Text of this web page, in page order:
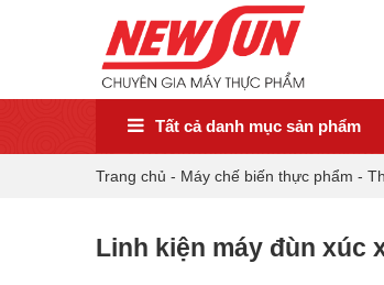
Tất cả danh mục sản phẩm
Trang chủ - Máy chế biến thực phẩm -
Linh kiện máy đùn xúc